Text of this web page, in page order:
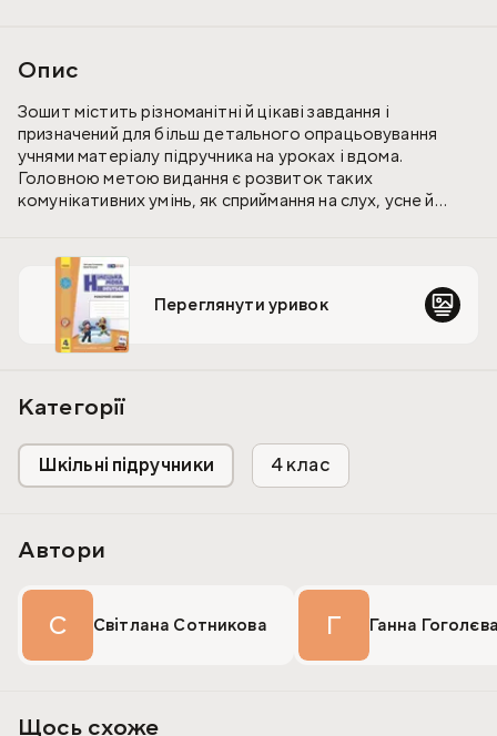
Опис
Зошит містить різноманітні й цікаві завдання і
призначений для більш детального опрацьовування
учнями матеріалу підручника на уроках і вдома.
Головною метою видання є розвиток таких
комунікативних умінь, як сприймання на слух, усне й
елемтарному рівні. Для учнів 4-х класів закладів
середньої освіти й вчителів німецької мови.
Переглянути уривок
Категорії
Шкільні підручники 4 клас
Автори
С Світлана Сотникова Г Ганна
Щось схоже